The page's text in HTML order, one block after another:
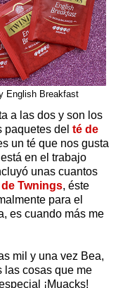
English Breakfast
a las dos y son los
paquetes del té de
un té que nos gusta
en el trabajo
unas cuantos
Twnings, éste
para el
es cuando más me
mil y una vez Bea,
las cosas que me
¡Muacks!